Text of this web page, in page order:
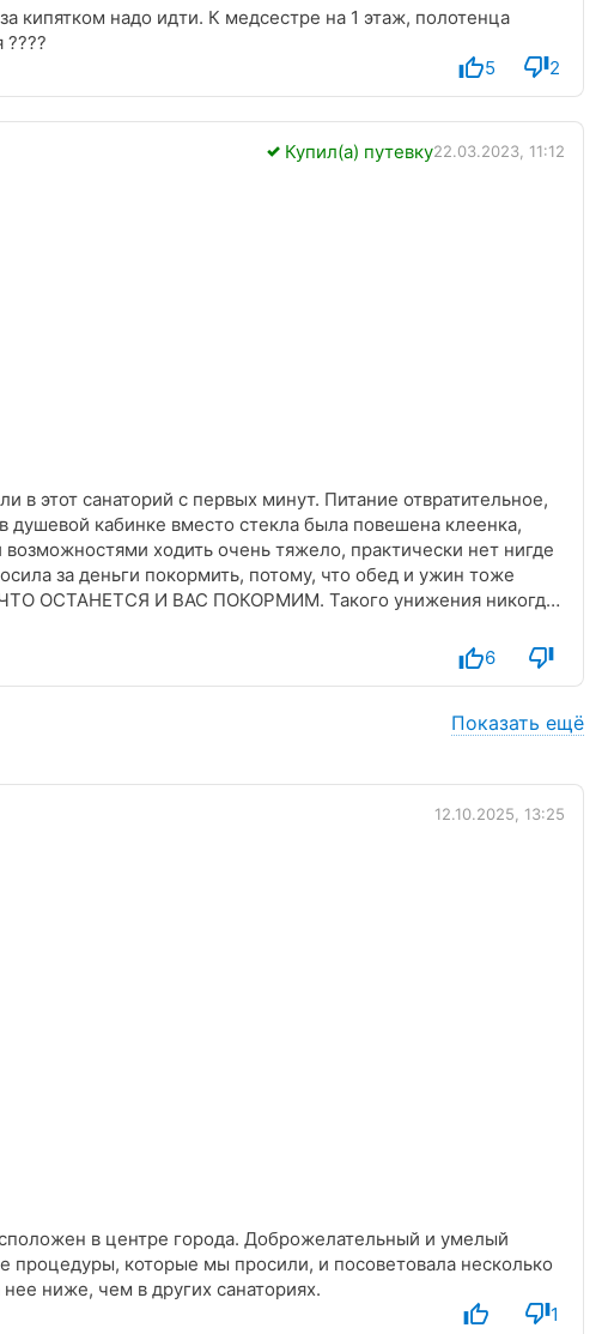
кипятком надо идти. К медсестре на 1 этаж, полотенца
????
5
2
Купил(а) путевку22.03.2023, 11:12
в этот санаторий с первых минут. Питание отвратительное,
кабинке вместо стекла была повешена клеенка,
ходить очень тяжело, практически нет нигде
за деньги покормить, потому, что обед и ужин тоже
ОСТАНЕТСЯ И ВАС ПОКОРМИМ. Такого унижения никогда
6
Показать ещё
12.10.2025, 13:25
в центре города. Доброжелательный и умелый
процедуры, которые мы просили, и посоветовала несколько
ниже, чем в других санаториях.
1